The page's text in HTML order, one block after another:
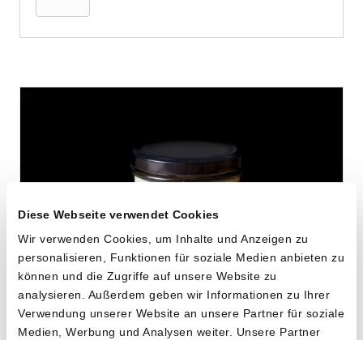
Diese Webseite verwendet Cookies
Wir verwenden Cookies, um Inhalte und Anzeigen zu
personalisieren, Funktionen für soziale Medien anbieten zu
können und die Zugriffe auf unsere Website zu
analysieren. Außerdem geben wir Informationen zu Ihrer
Verwendung unserer Website an unsere Partner für soziale
Medien, Werbung und Analysen weiter. Unsere Partner
Knochenbrühe vom